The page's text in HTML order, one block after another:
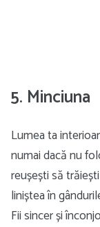
5. Minciuna
Lumea ta
numai dacă nu
reușești să
liniștea în
Fii sincer și